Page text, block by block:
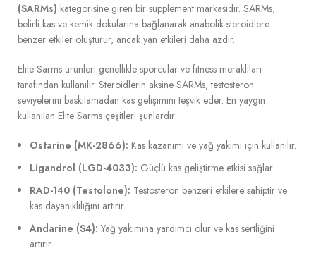
(SARMs) kategorisine giren bir supplement markasıdır. SARMs,
belirli kas ve kemik dokularına bağlanarak anabolik steroidlere
benzer etkiler oluşturur, ancak yan etkileri daha azdır.
Elite Sarms ürünleri genellikle sporcular ve fitness meraklıları
tarafından kullanılır. Steroidlerin aksine SARMs, testosteron
seviyelerini baskılamadan kas gelişimini teşvik eder. En yaygın
kullanılan Elite Sarms çeşitleri şunlardır:
Ostarine (MK-2866): Kas kazanımı ve yağ yakımı için kullanılır.
Ligandrol (LGD-4033): Güçlü kas geliştirme etkisi sağlar.
RAD-140 (Testolone): Testosteron benzeri etkilere sahiptir ve
kas dayanıklılığını artırır.
Andarine (S4): Yağ yakımına yardımcı olur ve kas sertliğini
artırır.